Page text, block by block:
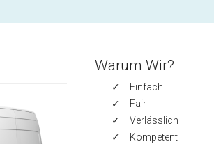
Warum Wir?
Einfach
Fair
Verlässlich
Kompetent